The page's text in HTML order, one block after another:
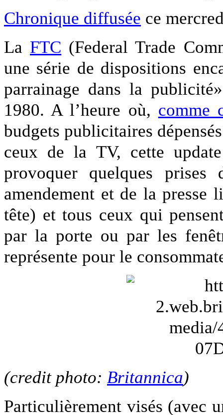
Chronique diffusée ce
La FTC (Federal Trade
une série de dispositions
parrainage dans la
1980. A l’heure où, comme
budgets publicitaires
ceux de la TV, cette
provoquer quelques
amendement et de la presse
tête) et tous ceux qui
par la porte ou par les
représente pour le
(credit photo: Britannica)
Particulièrement visés (avec